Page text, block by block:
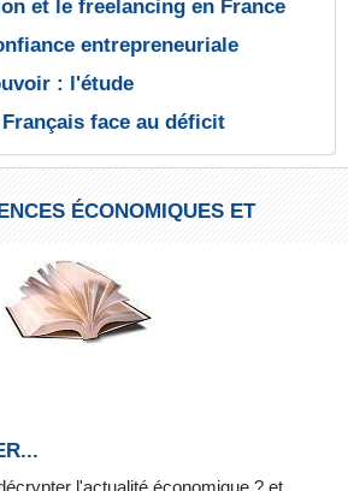
et le freelancing en France
entrepreneuriale
: l'étude
face au déficit
ÉCONOMIQUES ET
l'actualité économique ? et